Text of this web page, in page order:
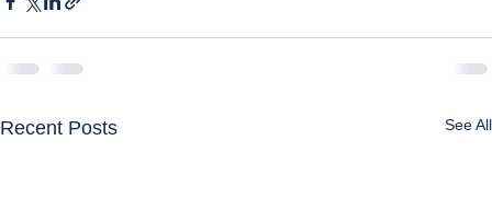
Recent Posts See All